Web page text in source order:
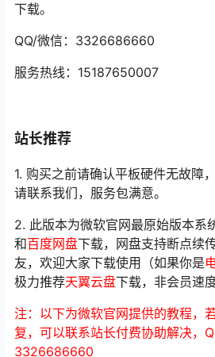
下载。
QQ/微信：3326686660
服务热线：15187650007
站长推荐
1. 购买之前请确认平板硬件无故障
请联系我们，服务包满意。
2. 此版本为微软官网最原始版本系
和百度网盘下载，网盘支持断点续
友，欢迎大家下载使用（如果你是
极力推荐天翼云盘下载，非会员速
注：以下为微软官网提供的教程，
复，可以联系站长付费协助解决，
3326686660